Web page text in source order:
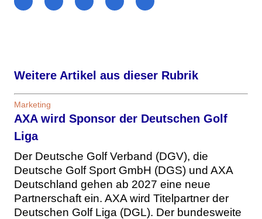
Weitere Artikel aus dieser Rubrik
Marketing
AXA wird Sponsor der Deutschen Golf
Liga
Der Deutsche Golf Verband (DGV), die
Deutsche Golf Sport GmbH (DGS) und AXA
Deutschland gehen ab 2027 eine neue
Partnerschaft ein. AXA wird Titelpartner der
Deutschen Golf Liga (DGL). Der bundesweite